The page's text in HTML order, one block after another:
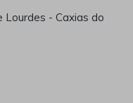
Lourdes - Caxias do